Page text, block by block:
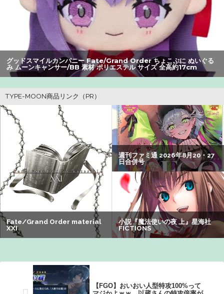
【画像】美人すぎる女医、ガチで見つかる。めちゃくちゃ
いいべｗｗｗｗ ：26/08/04のニュース
【悲報】黒人、卑怯すぎて炎上するｗｗｗｗ
【朗報】アマガミの棚町薫さん、最新絵でめっちゃ可愛く
オコエ瑠偉、メキシコに渡って2球団を即クビ→SNS更新が
3ヶ月間止まって消息不明に
【悲報】Z世代の身長低下の理由、ついに判明かｗｗｗｗ：
26/08/02のニュース
【悲報】女子自転車競技、ブラに綿を詰めまくって空気抵
抗を減らすチート技が発覚ｗｗｗ
【閲覧注意】元臆女キャバ嬢の首吊り自配信、拡散されま
くって終わるｗｗｗｗｗｗｗ
【悲報】有名漫画家「体重の減少が止まりません」→ファ
グッドスマイルカンパニー Fate/Grand Order ちょこぷに ぬいぐる
み ムーンキャンサー/BB 素材 ポリエステル サイズ 全高約17cm
【FGO】おいおい人型特攻100%って